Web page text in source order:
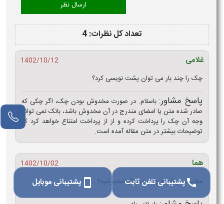
تعداد کل نظرات: 4
غلامی
1402/10/12
چک را چند بار می توان پشت نویسی کرد؟
پاسخ مشاور: باسلام. در صورت مخدوش بودن چک، اگر چکی که
صادر شده متن یا امضای مندرج در آن مخدوش باشد، بانک نمی تواند
وجه آن چک را پرداخت کرده و از از پرداخت امتناع خواهد کرد که
توضیحات بیشتر در متن مقاله آمده است.
هما
1402/10/02
مغایرت در تاریخ چک مصداق مخدوشیه؟
callپشتیبانی تلفن ثابت smartphone پشتیبانی موبایل